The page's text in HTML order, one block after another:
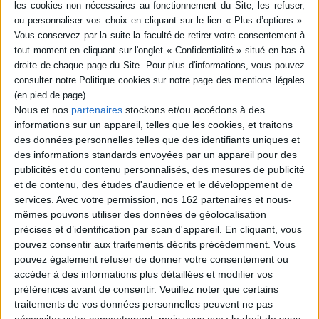
Nous et nos partenaires stockons et/ou accédons à des
informations sur un appareil, telles que les cookies, et traitons
des données personnelles telles que des identifiants uniques et
des informations standards envoyées par un appareil pour des
publicités et du contenu personnalisés, des mesures de publicité
et de contenu, des études d'audience et le développement de
services. Avec votre permission, nos 162 partenaires et nous-
mêmes pouvons utiliser des données de géolocalisation
précises et d’identification par scan d'appareil. En cliquant, vous
pouvez consentir aux traitements décrits précédemment. Vous
pouvez également refuser de donner votre consentement ou
accéder à des informations plus détaillées et modifier vos
préférences avant de consentir. Veuillez noter que certains
traitements de vos données personnelles peuvent ne pas
contextuel que technique sur le processus créatif des Fab Four.
Techniques de studio, instruments, innovations musicales, tout est passé
au crible pour apprécier l'extraordinaire démarche artistique de John, Paul,
Contenus Mollat en relation
Sélections de livres
Arts Musique Musique Rock
Une collection : "La Totale"
En plongeant au coeur de la création musicale, la collection "La Totale"
en livre tous ses secrets.
Que cette collection porte bien son nom, là est l'évidence. Rien n'est
laissé au hasard. Beaucoup d'informations érudites émaillent ces
ouvrages, des plus techniques aux plus anecdotiques, tout est
consigné.
Le découpage de "La totale" est logiquement chronologique, il suit la
discographie des grandes figures de l'histoire du Rock que nous vous
présentons à la fin de ce dossier. Chaque "pavé" est découpé comme